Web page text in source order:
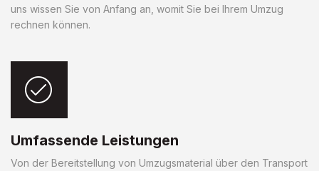
uns wissen Sie von Anfang an, womit Sie bei Ihrem Umzug
rechnen können.
Umfassende Leistungen
Von der Bereitstellung von Umzugsmaterial über den Transport